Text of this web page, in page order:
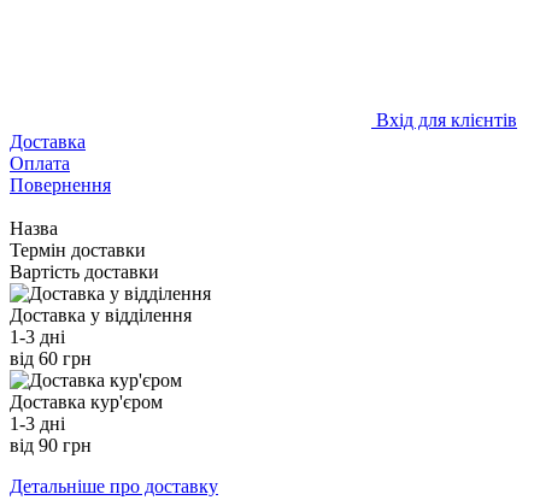
Вхід для клієнтів
Доставка
Оплата
Повернення
Назва
Термін доставки
Вартість доставки
Доставка у відділення
1-3 дні
від 60 грн
Доставка кур'єром
1-3 дні
від 90 грн
Детальніше про доставку